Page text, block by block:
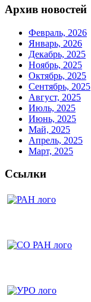
Архив новостей
Февраль, 2026
Январь, 2026
Декабрь, 2025
Ноябрь, 2025
Октябрь, 2025
Сентябрь, 2025
Август, 2025
Июль, 2025
Июнь, 2025
Май, 2025
Апрель, 2025
Март, 2025
Ссылки